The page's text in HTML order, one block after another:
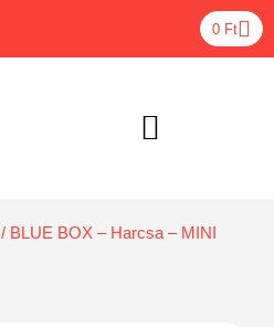
0 Ft
/ BLUE BOX – Harcsa – MINI